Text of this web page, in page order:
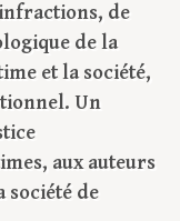
de
de la
et la société,
Un
aux auteurs
société de